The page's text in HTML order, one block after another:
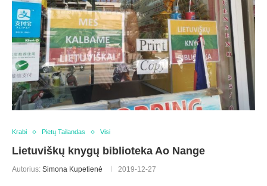
Krabi Pietų Tailandas Visi
Lietuviškų knygų biblioteka Ao Nange
Autorius: Simona Kupetienė 2019-12-27